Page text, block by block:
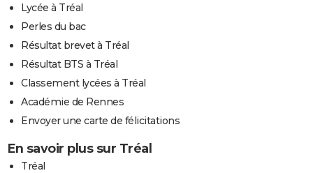
Lycée à Tréal
Perles du bac
Résultat brevet à Tréal
Résultat BTS à Tréal
Classement lycées à Tréal
Académie de Rennes
Envoyer une carte de félicitations
En savoir plus sur Tréal
Tréal